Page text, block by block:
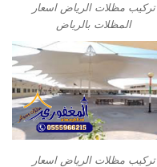
تركيب مظلات الرياض اسعار
المظلات بالرياض
تركيب مظلات الرياض اسعار